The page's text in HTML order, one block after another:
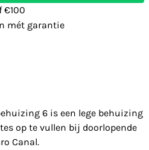
€100
mét garantie
6 is een lege behuizing
op te vullen bij doorlopende
Canal.